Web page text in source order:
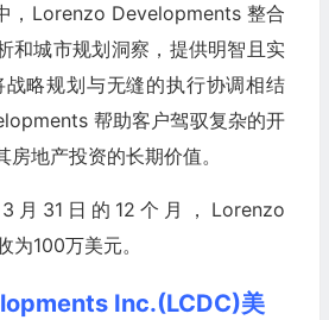
，Lorenzo Developments 整合
和城市规划洞察，提供明智且实
略规划与无缝的执行协调相结
帮助客户驾驭复杂的开
地产投资的长期价值。
月31日的12个月，Lorenzo
100万美元。
Inc.(LCDC)美